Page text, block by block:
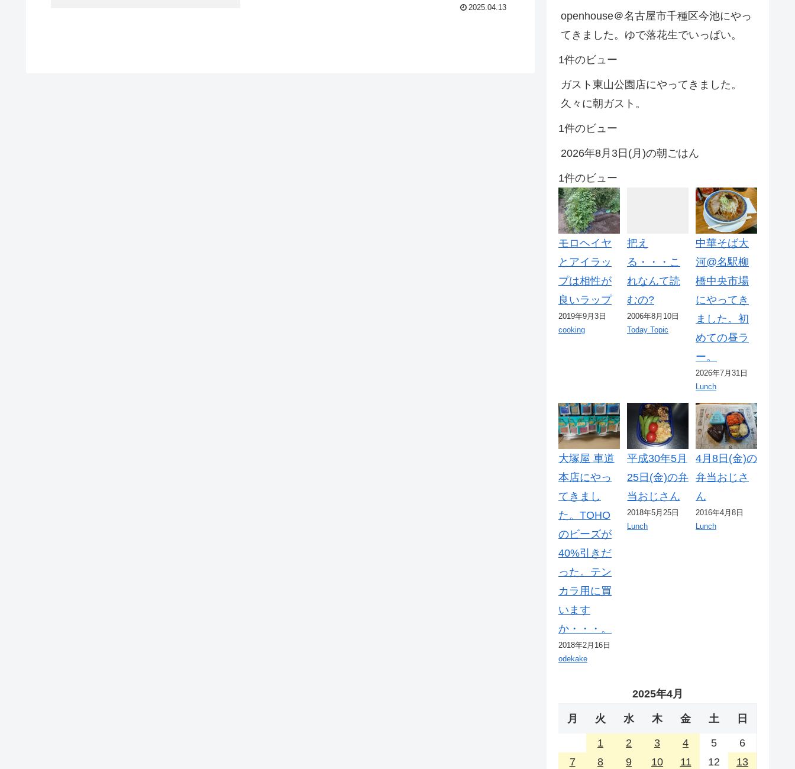
2025.04.13
openhouse＠名古屋市千種区今池にやっ
てきました。ゆで落花生でいっぱい。
1件のビュー
ガスト東山公園店にやってきました。
久々に朝ガスト。
1件のビュー
2026年8月3日(月)の朝ごはん
1件のビュー
モロヘイヤ
とアイラッ
プは相性が
良いラップ
2019年9月3日
cooking
把え
る・・・こ
れなんて読
むの?
2006年8月10日
Today Topic
中華そば大
河@名駅柳
橋中央市場
にやってき
ました。初
めての昼ラ
ー。
2026年7月31日
Lunch
大塚屋 車道
本店にやっ
てきまし
た。TOHO
のビーズが
40%引きだ
った。テン
カラ用に買
います
か・・・。
2018年2月16日
odekake
平成30年5月
25日(金)の弁
当おじさん
2018年5月25日
Lunch
4月8日(金)の
弁当おじさ
ん
2016年4月8日
Lunch
2025年4月
月 火 水 木 金 土 日
1 2 3 4 5
6
7
8 9 10 11 12
13